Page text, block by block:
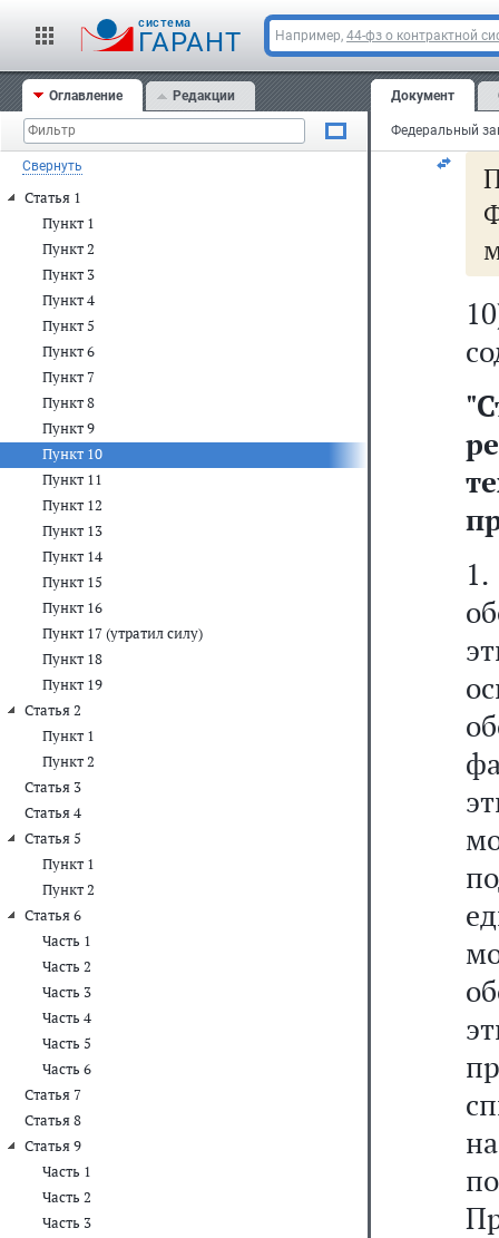
cистема
ГАРАНТ Например, 44-фз о контрактной
Оглавление Редакции
Свернуть
Статья 1
Пункт 1
Пункт 2
Пункт 3
Пункт 4
Пункт 5
Пункт 6
Пункт 7
Пункт 8
Пункт 9
Пункт 10
Пункт 11
Пункт 12
Пункт 13
Пункт 14
Пункт 15
Пункт 16
Пункт 17 (утратил силу)
Пункт 18
Пункт 19
Статья 2
Пункт 1
Пункт 2
Статья 3
Статья 4
Статья 5
Пункт 1
Пункт 2
Статья 6
Часть 1
Часть 2
Часть 3
Часть 4
Часть 5
Часть 6
Статья 7
Статья 8
Статья 9
Часть 1
Часть 2
Часть 3
Документ
в
"